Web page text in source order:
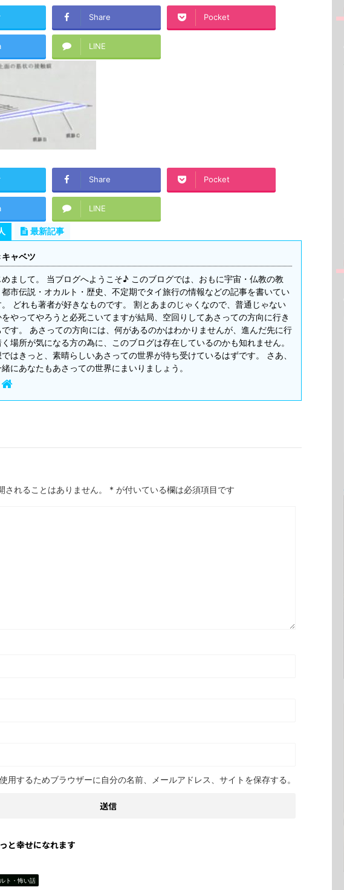
Share Pocket
LINE
Share Pocket
LINE
最新記事
キャベツ
めまして。 当ブログへようこそ♪ このブログでは、おもに宇宙・仏教の教
都市伝説・オカルト・歴史、不定期でタイ旅行の情報などの記事を書いてい
。 どれも著者が好きなものです。 割とあまのじゃくなので、普通じゃない
やってやろうと必死こいてますが結局、空回りしてあさっての方向に行き
す。 あさっての方向には、何があるのかはわかりませんが、進んだ先に行
く場所が気になる方の為に、このブログは存在しているのかも知れません。
はきっと、素晴らしいあさっての世界が待ち受けているはずです。 さあ、
緒にあなたもあさっての世界にまいりましょう。
されることはありません。 * が付いている欄は必須項目です
用するためブラウザーに自分の名前、メールアドレス、サイトを保存する。
と幸せになれます
ト・怖い話